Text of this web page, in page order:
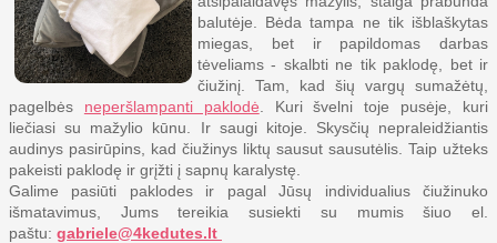
balutėje. Bėda tampa ne tik išblaškytas
miegas, bet ir papildomas darbas
tėveliams - skalbti ne tik paklodę, bet ir
čiužinį. Tam, kad šių vargų sumažėtų,
pagelbės neperšlampanti paklodė. Kuri švelni toje pusėje, kuri
liečiasi su mažylio kūnu. Ir saugi kitoje. Skysčių nepraleidžiantis
audinys pasirūpins, kad čiužinys liktų sausut sausutėlis. Taip užteks
pakeisti paklodę ir grįžti į sapnų karalystę.
Galime pasiūti paklodes ir pagal Jūsų individualius čiužinuko
išmatavimus, Jums tereikia susiekti su mumis šiuo el.
paštu: gabriele@4kedutes.lt